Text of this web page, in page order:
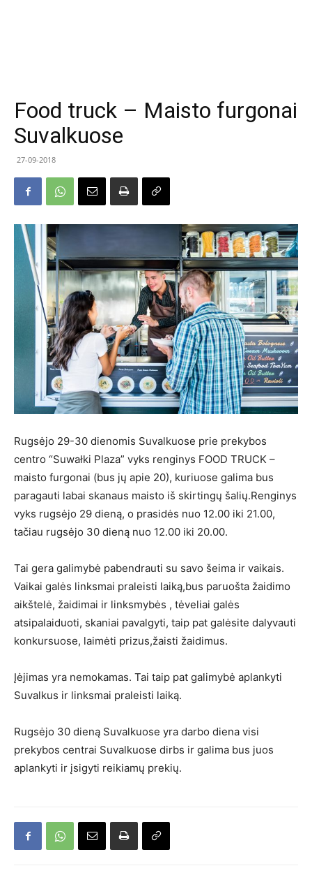
Food truck – Maisto furgonai
Suvalkuose
27-09-2018
Rugsėjo 29-30 dienomis Suvalkuose prie prekybos
centro “Suwałki Plaza” vyks renginys FOOD TRUCK –
maisto furgonai (bus jų apie 20), kuriuose galima bus
paragauti labai skanaus maisto iš skirtingų šalių.Renginys
vyks rugsėjo 29 dieną, o prasidės nuo 12.00 iki 21.00,
tačiau rugsėjo 30 dieną nuo 12.00 iki 20.00.
Tai gera galimybė pabendrauti su savo šeima ir vaikais.
Vaikai galės linksmai praleisti laiką,bus paruošta žaidimo
aikštelė, žaidimai ir linksmybės , tėveliai galės
atsipalaiduoti, skaniai pavalgyti, taip pat galėsite dalyvauti
konkursuose, laimėti prizus,žaisti žaidimus.
Įėjimas yra nemokamas. Tai taip pat galimybė aplankyti
Suvalkus ir linksmai praleisti laiką.
Rugsėjo 30 dieną Suvalkuose yra darbo diena visi
prekybos centrai Suvalkuose dirbs ir galima bus juos
aplankyti ir įsigyti reikiamų prekių.